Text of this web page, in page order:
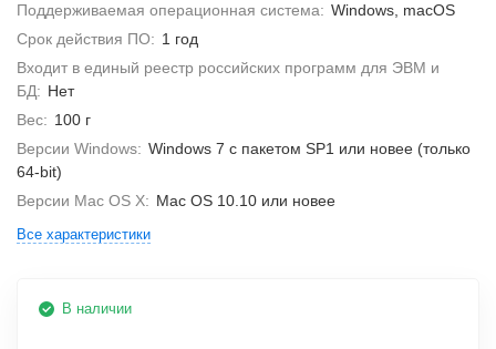
Поддерживаемая операционная система: Windows, macOS
Срок действия ПО: 1 год
Входит в единый реестр российских программ для ЭВМ и
БД: Нет
Вес: 100 г
Версии Windows: Windows 7 с пакетом SP1 или новее (только
64-bit)
Версии Mac OS X: Mac OS 10.10 или новее
Все характеристики
В наличии